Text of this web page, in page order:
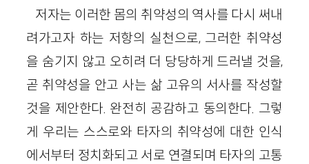
저자는 이러한 몸의 취약성의 역사를 다시 써내
려가고자 하는 저항의 실천으로, 그러한 취약성
을 숨기지 않고 오히려 더 당당하게 드러낼 것을,
곧 취약성을 안고 사는 삶 고유의 서사를 작성할
것을 제안한다. 완전히 공감하고 동의한다. 그렇
게 우리는 스스로와 타자의 취약성에 대한 인식
에서부터 정치화되고 서로 연결되며 타자의 고통